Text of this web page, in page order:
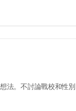
法。不討論戰校和性別